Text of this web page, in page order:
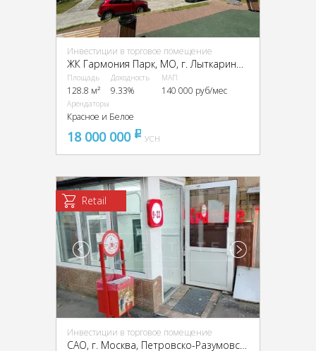
Инвестиции в торговое помещение
ЖК Гармония Парк, МО, г. Лыткарино, мкр.6, 15Г
Площадь
128.8 м²
Доходность
9.33%
МАП
140 000 руб/мес
Арендаторы
Красное и Белое
18 000 000 pуб
УСН
Retail
Инвестиции в торговое помещение